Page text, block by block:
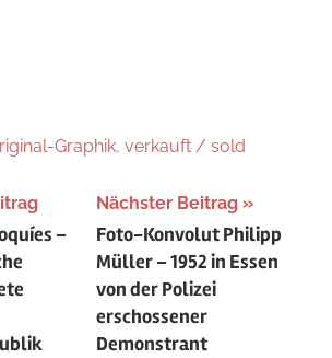
Graphik, verkauft / sold
–
Nächster Beitrag
Foto-Konvolut Philipp
Müller – 1952 in Essen
von der Polizei
erschossener
Demonstrant